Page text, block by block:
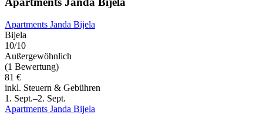
Apartments Janda Bijela
Bijela
10/10
Außergewöhnlich
(1 Bewertung)
81 €
inkl. Steuern & Gebühren
1. Sept.–2. Sept.
Apartments Janda Bijela